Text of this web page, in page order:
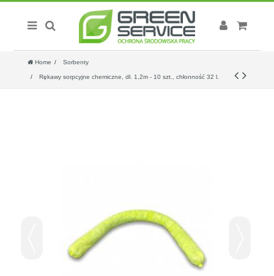
Home Sorbenty
Rękawy sorpcyjne chemiczne, dł. 1,2m - 10 szt., chłonność 32 l.